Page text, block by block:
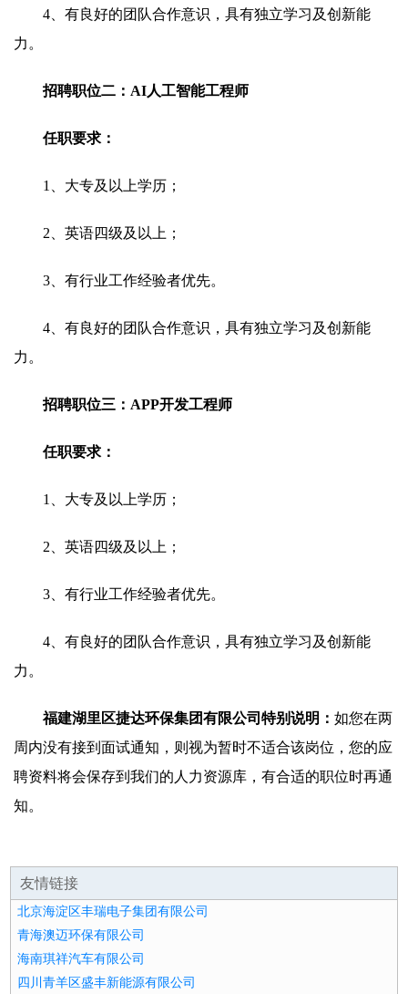
4、有良好的团队合作意识，具有独立学习及创新能
力。
招聘职位二：AI人工智能工程师
任职要求：
1、大专及以上学历；
2、英语四级及以上；
3、有行业工作经验者优先。
4、有良好的团队合作意识，具有独立学习及创新能
力。
招聘职位三：APP开发工程师
任职要求：
1、大专及以上学历；
2、英语四级及以上；
3、有行业工作经验者优先。
4、有良好的团队合作意识，具有独立学习及创新能
力。
福建湖里区捷达环保集团有限公司特别说明： 如您在两
周内没有接到面试通知，则视为暂时不适合该岗位，您的应
聘资料将会保存到我们的人力资源库，有合适的职位时再通
知。
友情链接
北京海淀区丰瑞电子集团有限公司
青海澳迈环保有限公司
海南琪祥汽车有限公司
四川青羊区盛丰新能源有限公司